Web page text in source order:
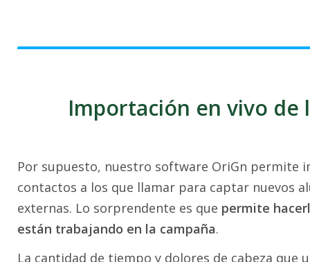
Importación en vivo de
Por supuesto, nuestro software OriGn permite
contactos a los que llamar para captar nuevos
externas. Lo sorprendente es que permite
están trabajando en la campaña.
La cantidad de tiempo y dolores de cabeza que